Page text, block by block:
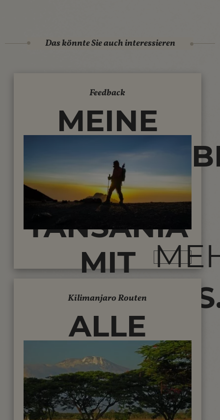
Das könnte Sie auch interessieren
Feedback
MEINE
IN
TANSANIA
MIT
Kilimanjaro Routen
ALLE
ROUTEN
AUF DEN